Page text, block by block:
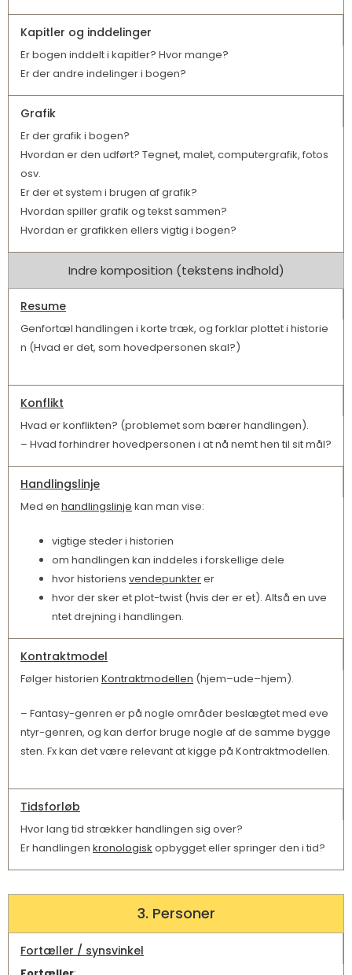
Kapitler og inddelinger
Er bogen inddelt i kapitler? Hvor mange?
Er der andre indelinger i bogen?
Grafik
Er der grafik i bogen?
Hvordan er den udført? Tegnet, malet, computergrafik, fotos
osv.
Er der et system i brugen af grafik?
Hvordan spiller grafik og tekst sammen?
Hvordan er grafikken ellers vigtig i bogen?
Indre komposition (tekstens indhold)
Resume
Genfortæl handlingen i korte træk, og forklar plottet i historie
n (Hvad er det, som hovedpersonen skal?)
Konflikt
Hvad er konflikten? (problemet som bærer handlingen).
– Hvad forhindrer hovedpersonen i at nå nemt hen til sit mål?
Handlingslinje
Med en handlingslinje kan man vise:
vigtige steder i historien
om handlingen kan inddeles i forskellige dele
hvor historiens vendepunkterer
hvor der sker et plot-twist (hvis der er et). Altså en uve
ntet drejning i handlingen.
Kontraktmodel
Følger historien Kontraktmodellen (hjem–ude–hjem).
– Fantasy-genren er på nogle områder beslægtet med eve
ntyr-genren, og kan derfor bruge nogle af de samme bygge
sten. Fx kan det være relevant at kigge på Kontraktmodellen.
Tidsforløb
Hvor lang tid strækker handlingen sig over?
Er handlingen kronologisk opbygget eller springer den i tid?
3. Personer
Fortæller / synsvinkel